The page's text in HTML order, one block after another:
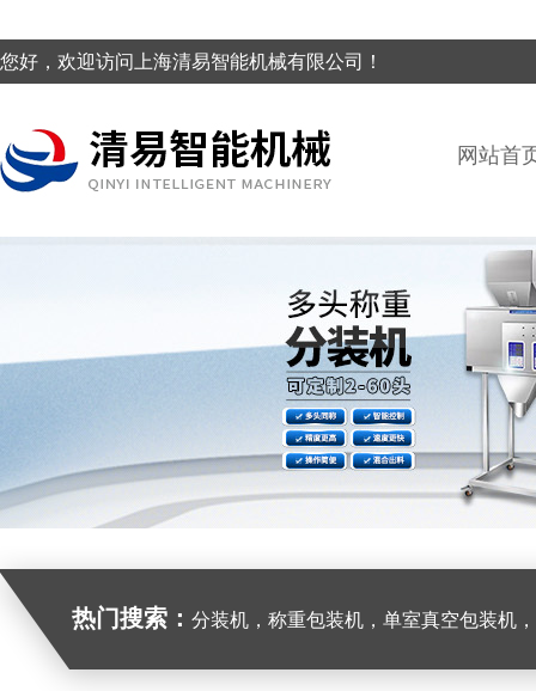
您好，欢迎访问上海清易智能机械有限公司！
网站首
热门搜索： 分装机，称重包装机，单室真空包装机，双室真